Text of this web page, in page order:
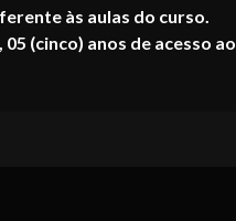
às aulas do curso.
(cinco) anos de acesso ao